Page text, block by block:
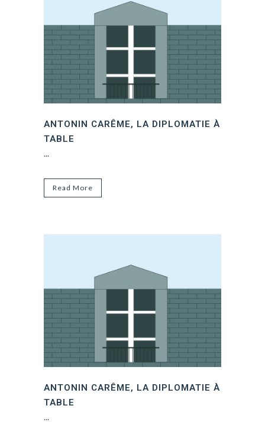
ANTONIN CARÊME, LA DIPLOMATIE À
TABLE
...
Read More
ANTONIN CARÊME, LA DIPLOMATIE À
TABLE
...